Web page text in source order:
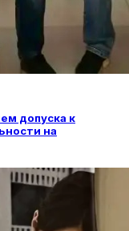
допуска к
на